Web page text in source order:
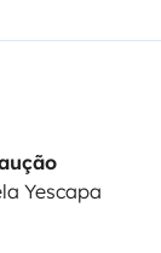
Yescapa